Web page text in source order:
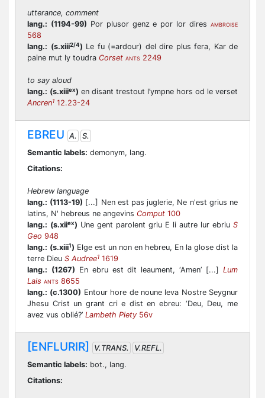
utterance, comment
lang.: (1194-99) Por plusor genz e por lor diresAMBROISE
568
lang.: (s.xiii2/4) Le fu (=ardour) del dire plus fera, Kar de
paine mut ly toudra Corset ANTS 2249
to say aloud
lang.: (s.xiiiex) en disant trestout l’ympne hors od le verset
Ancren1 12.23-24
EBREU A.
S.
Semantic labels: demonym, lang.
Citations:
Hebrew language
lang.: (1113-19) [...] Nen est pas juglerie, Ne n'est grius ne
latins, N' hebreus ne angevins Comput 100
lang.: (s.xiiex) Une gent parolent griu E li autre lur ebriu S
Geo 948
lang.: (s.xiii1) Elge est un non en hebreu, En la glose dist la
terre Dieu S Audree1 1619
lang.: (1267) En ebru est dit leaument, ‘Amen’ [...]Lum
Lais ANTS 8655
lang.: (c.1300) Entour hore de noune leva Nostre Seygnur
Jhesu Crist un grant cri e dist en ebreu: ‘Deu, Deu, me
avez vus oblié?’ Lambeth Piety 56v
[ENFLURIR] V.TRANS.
V.REFL.
Semantic labels: bot., lang.
Citations: